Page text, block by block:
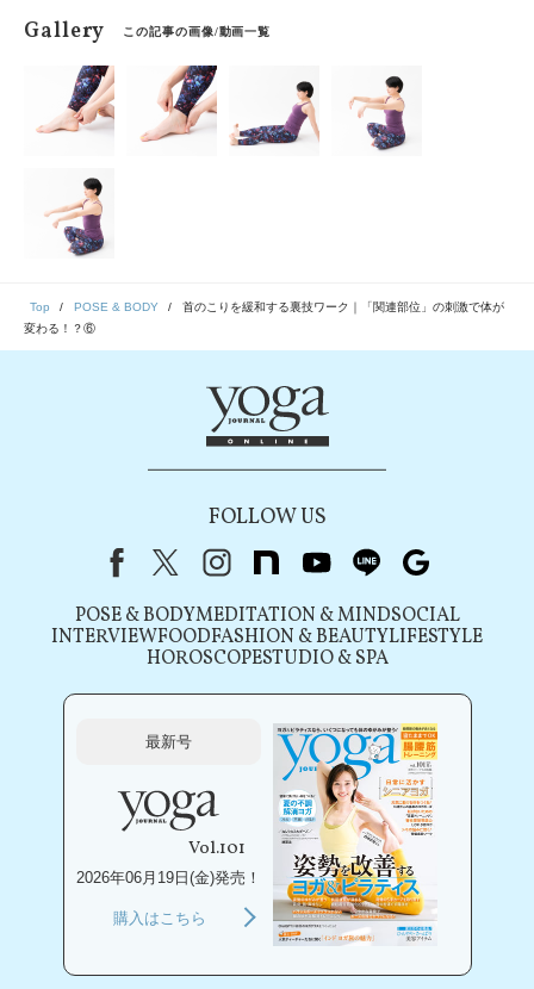
Gallery この記事の画像/動画一覧
Top POSE & BODY
首のこりを緩和する裏技ワーク｜「関連部位」の刺激で体が
変わる！？⑥
FOLLOW US
FacebookX（旧Twitter）
instagram
note youtubeline
POSE & BODYMEDITATION & MINDSOCIAL
INTERVIEWFOODFASHION & BEAUTYLIFESTYLE
HOROSCOPESTUDIO & SPA
最新号
Vol.101
2026年06月19日(金)発売！
購入はこちら